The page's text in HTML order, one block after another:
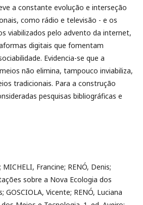
a constante evolução e interseção
como rádio e televisão - e os
viabilizados pelo advento da internet,
digitais que fomentam
Evidencia-se que a
não elimina, tampouco inviabiliza,
tradicionais. Para a construção
pesquisas bibliográficas e
MICHELI, Francine; RENÓ, Denis;
sobre a Nova Ecologia dos
GOSCIOLA, Vicente; RENÓ, Luciana